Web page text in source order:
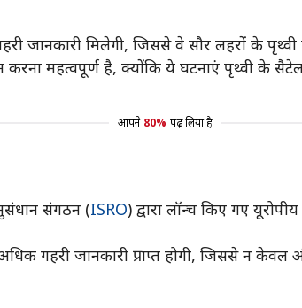
जानकारी मिलेगी, जिससे वे सौर लहरों के
महत्वपूर्ण है, क्योंकि ये घटनाएं पृथ्वी के
आपने 80% पढ़ लिया है
संगठन (ISRO) द्वारा लॉन्च किए गए
गहरी जानकारी प्राप्त होगी, जिससे न